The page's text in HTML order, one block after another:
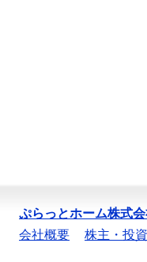
ぷらっとホーム株式
会社概要
株主・投